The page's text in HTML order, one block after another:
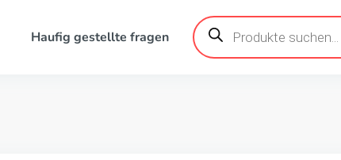
Haufig gestellte fragen
Products
search